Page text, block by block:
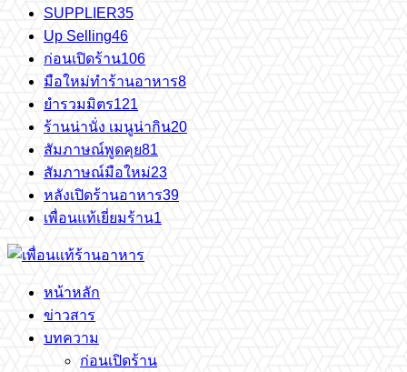
SUPPLIER35
Up Selling46
ก่อนเปิดร้าน106
มือใหม่ทำร้านอาหาร8
ยำรวมมิตร121
ร้านน่านั่ง เมนูน่ากิน20
สัมภาษณ์พูดคุย81
สัมภาษณ์มือใหม่23
หลังเปิดร้านอาหาร39
เพื่อนแท้เยี่ยมร้าน1
หน้าหลัก
ข่าวสาร
บทความ
ก่อนเปิดร้าน